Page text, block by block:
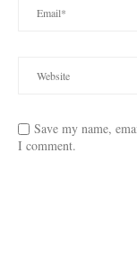
Save my name,
I comment.